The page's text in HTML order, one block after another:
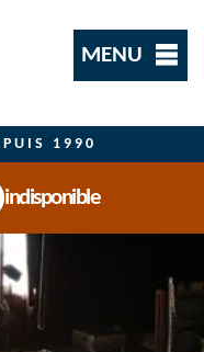
MENU
1990
indisponible